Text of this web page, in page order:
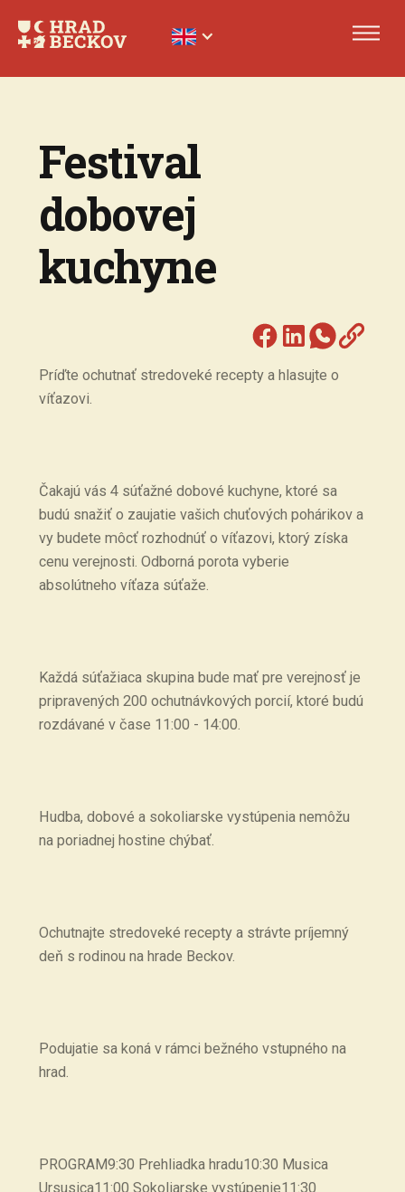
Festival
dobovej
kuchyne
Príďte ochutnať stredoveké recepty a hlasujte o
víťazovi.
Čakajú vás 4 súťažné dobové kuchyne, ktoré sa
budú snažiť o zaujatie vašich chuťových pohárikov a
vy budete môcť rozhodnúť o víťazovi, ktorý získa
cenu verejnosti. Odborná porota vyberie
absolútneho víťaza súťaže.
Každá súťažiaca skupina bude mať pre verejnosť je
pripravených 200 ochutnávkových porcií, ktoré budú
rozdávané v čase 11:00 - 14:00.
Hudba, dobové a sokoliarske vystúpenia nemôžu
na poriadnej hostine chýbať.
Ochutnajte stredoveké recepty a strávte príjemný
deň s rodinou na hrade Beckov.
Podujatie sa koná v rámci bežného vstupného na
hrad.
PROGRAM9:30 Prehliadka hradu10:30 Musica
Ursusica11:00 Sokoliarske vystúpenie11:30